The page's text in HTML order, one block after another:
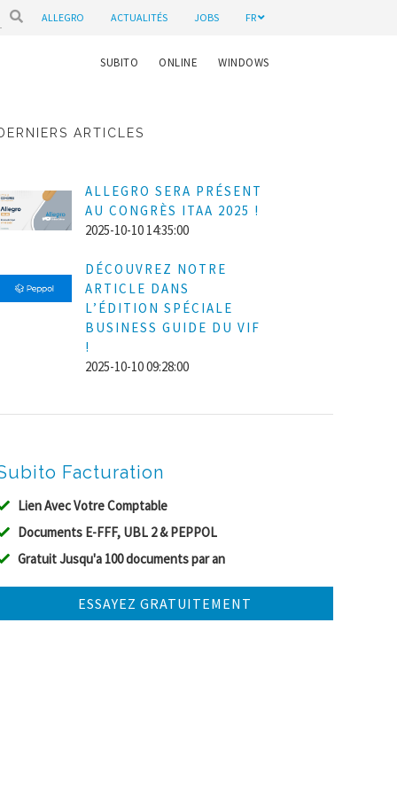
ALLEGRO ACTUALITÉS JOBS FR
SUBITO ONLINE WINDOWS
ARTICLES
ALLEGRO SERA PRÉSENT
AU CONGRÈS ITAA 2025 !
2025-10-10 14:35:00
DÉCOUVREZ NOTRE
ARTICLE DANS
L’ÉDITION SPÉCIALE
BUSINESS GUIDE DU VIF
!
2025-10-10 09:28:00
Facturation
Lien Avec Votre Comptable
Documents E-FFF, UBL 2 & PEPPOL
Gratuit Jusqu'a 100 documents par an
ESSAYEZ GRATUITEMENT